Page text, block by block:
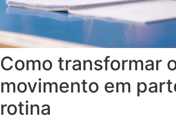
Como transformar
movimento em
rotina